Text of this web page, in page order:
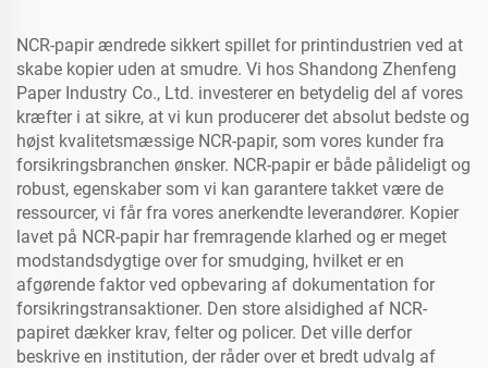
NCR-papir ændrede sikkert spillet for printindustrien ved at
skabe kopier uden at smudre. Vi hos Shandong Zhenfeng
Paper Industry Co., Ltd. investerer en betydelig del af vores
kræfter i at sikre, at vi kun producerer det absolut bedste og
højst kvalitetsmæssige NCR-papir, som vores kunder fra
forsikringsbranchen ønsker. NCR-papir er både pålideligt og
robust, egenskaber som vi kan garantere takket være de
ressourcer, vi får fra vores anerkendte leverandører. Kopier
lavet på NCR-papir har fremragende klarhed og er meget
modstandsdygtige over for smudging, hvilket er en
afgørende faktor ved opbevaring af dokumentation for
forsikringstransaktioner. Den store alsidighed af NCR-
papiret dækker krav, felter og policer. Det ville derfor
beskrive en institution, der råder over et bredt udvalg af